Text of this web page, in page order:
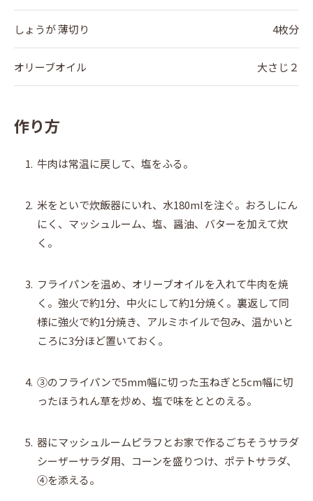
しょうが 薄切り 4枚分
オリーブオイル 大さじ２
作り方
1. 牛肉は常温に戻して、塩をふる。
2. 米をといで炊飯器にいれ、水180mlを注ぐ。おろしにん
にく、マッシュルーム、塩、醤油、バターを加えて炊
く。
3. フライパンを温め、オリーブオイルを入れて牛肉を焼
く。強火で約1分、中火にして約1分焼く。裏返して同
様に強火で約1分焼き、アルミホイルで包み、温かいと
ころに3分ほど置いておく。
4. ③のフライパンで5mm幅に切った玉ねぎと5cm幅に切
ったほうれん草を炒め、塩で味をととのえる。
5. 器にマッシュルームピラフとお家で作るごちそうサラダ
シーザーサラダ用、コーンを盛りつけ、ポテトサラダ、
④を添える。